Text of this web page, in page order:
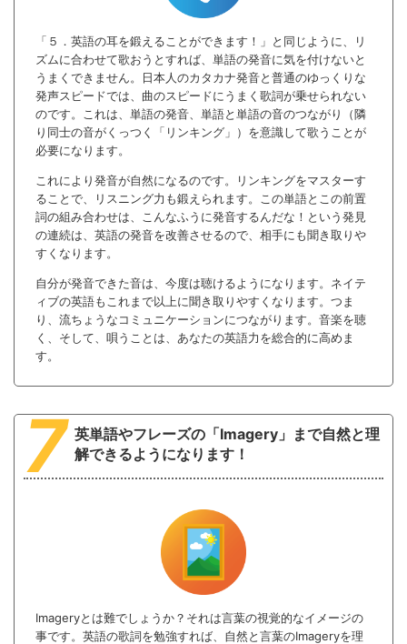
「５．英語の耳を鍛えることができます！」と同じように、リ
ズムに合わせて歌おうとすれば、単語の発音に気を付けないと
うまくできません。日本人のカタカナ発音と普通のゆっくりな
発声スピードでは、曲のスピードにうまく歌詞が乗せられない
のです。これは、単語の発音、単語と単語の音のつながり（隣
り同士の音がくっつく「リンキング」）を意識して歌うことが
必要になります。
これにより発音が自然になるのです。リンキングをマスターす
ることで、リスニング力も鍛えられます。この単語とこの前置
詞の組み合わせは、こんなふうに発音するんだな！という発見
の連続は、英語の発音を改善させるので、相手にも聞き取りや
すくなります。
自分が発音できた音は、今度は聴けるようになります。ネイテ
ィブの英語もこれまで以上に聞き取りやすくなります。つま
り、流ちょうなコミュニケーションにつながります。音楽を聴
く、そして、唄うことは、あなたの英語力を総合的に高めま
す。
7 英単語やフレーズの「Imagery」まで自然と理
解できるようになります！
Imageryとは難でしょうか？それは言葉の視覚的なイメージの
事です。英語の歌詞を勉強すれば、自然と言葉のImageryを理